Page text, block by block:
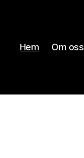
Hem Om oss